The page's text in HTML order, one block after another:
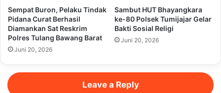
Sempat Buron, Pelaku Tindak
Pidana Curat Berhasil
Diamankan Sat Reskrim
Polres Tulang Bawang Barat
Juni 20, 2026
Sambut HUT Bhayangkara
ke-80 Polsek Tumijajar Gelar
Bakti Sosial Religi
Juni 20, 2026
Leave a Reply